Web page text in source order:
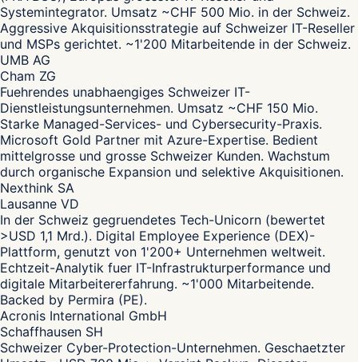
Systemintegrator. Umsatz ~CHF 500 Mio. in der Schweiz.
Aggressive Akquisitionsstrategie auf Schweizer IT-Reseller
und MSPs gerichtet. ~1'200 Mitarbeitende in der Schweiz.
UMB AG
Cham ZG
Fuehrendes unabhaengiges Schweizer IT-
Dienstleistungsunternehmen. Umsatz ~CHF 150 Mio.
Starke Managed-Services- und Cybersecurity-Praxis.
Microsoft Gold Partner mit Azure-Expertise. Bedient
mittelgrosse und grosse Schweizer Kunden. Wachstum
durch organische Expansion und selektive Akquisitionen.
Nexthink SA
Lausanne VD
In der Schweiz gegruendetes Tech-Unicorn (bewertet
>USD 1,1 Mrd.). Digital Employee Experience (DEX)-
Plattform, genutzt von 1'200+ Unternehmen weltweit.
Echtzeit-Analytik fuer IT-Infrastrukturperformance und
digitale Mitarbeitererfahrung. ~1'000 Mitarbeitende.
Backed by Permira (PE).
Acronis International GmbH
Schaffhausen SH
Schweizer Cyber-Protection-Unternehmen. Geschaetzter